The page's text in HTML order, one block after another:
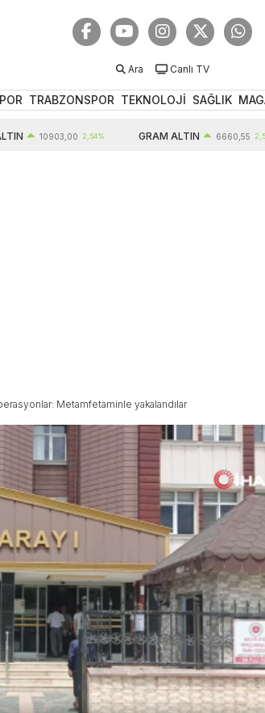
Ara Canlı TV
TRABZONSPOR TEKNOLOJİ SAĞLIK
10903,00 2,54% GRAM ALTIN 6660,55 2,59%
Metamfetaminle yakalandılar